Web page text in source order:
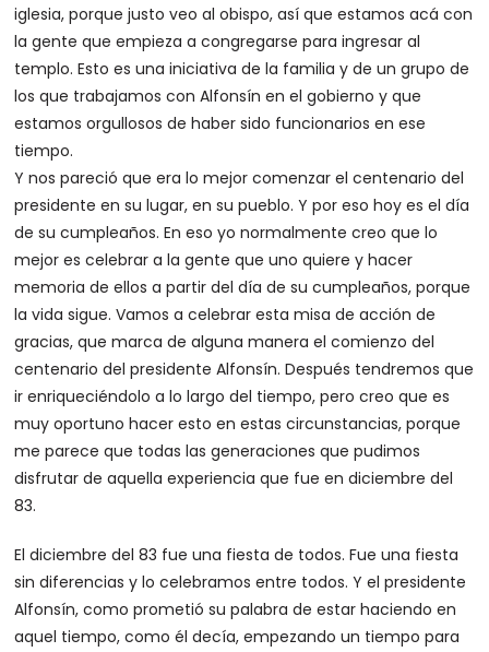
iglesia, porque justo veo al obispo, así que estamos acá con
la gente que empieza a congregarse para ingresar al
templo. Esto es una iniciativa de la familia y de un grupo de
los que trabajamos con Alfonsín en el gobierno y que
estamos orgullosos de haber sido funcionarios en ese
tiempo.
Y nos pareció que era lo mejor comenzar el centenario del
presidente en su lugar, en su pueblo. Y por eso hoy es el día
de su cumpleaños. En eso yo normalmente creo que lo
mejor es celebrar a la gente que uno quiere y hacer
memoria de ellos a partir del día de su cumpleaños, porque
la vida sigue. Vamos a celebrar esta misa de acción de
gracias, que marca de alguna manera el comienzo del
centenario del presidente Alfonsín. Después tendremos que
ir enriqueciéndolo a lo largo del tiempo, pero creo que es
muy oportuno hacer esto en estas circunstancias, porque
me parece que todas las generaciones que pudimos
disfrutar de aquella experiencia que fue en diciembre del
83.
El diciembre del 83 fue una fiesta de todos. Fue una fiesta
sin diferencias y lo celebramos entre todos. Y el presidente
Alfonsín, como prometió su palabra de estar haciendo en
aquel tiempo, como él decía, empezando un tiempo para